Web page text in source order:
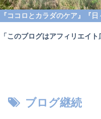
『ココロとカラダのケア』 『
「このブログはアフィリエイ
ブログ継続